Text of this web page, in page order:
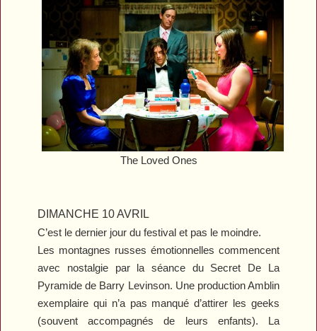
The Loved Ones
DIMANCHE 10 AVRIL
C’est le dernier jour du festival et pas le moindre.
Les montagnes russes émotionnelles commencent
avec nostalgie par la séance du Secret De La
Pyramide de Barry Levinson. Une production Amblin
exemplaire qui n’a pas manqué d’attirer les geeks
(souvent accompagnés de leurs enfants). La